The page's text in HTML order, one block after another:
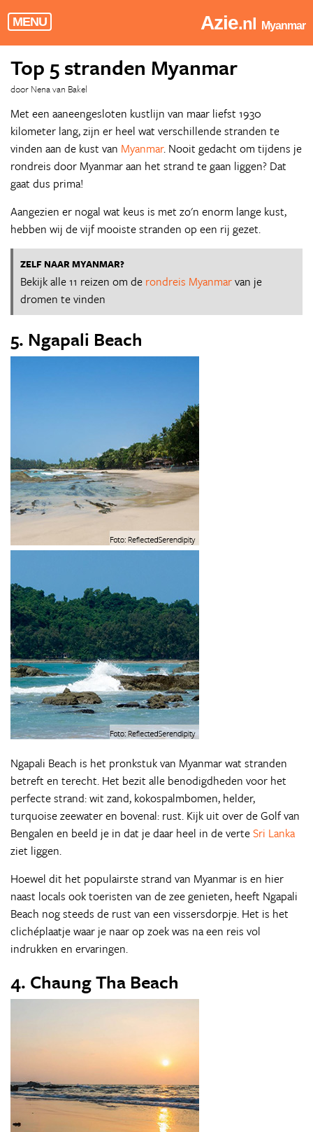
MENU Azie.nl Myanmar
Top 5 stranden Myanmar
door Nena van Bakel
Met een aaneengesloten kustlijn van maar liefst 1930
kilometer lang, zijn er heel wat verschillende stranden te
vinden aan de kust van Myanmar. Nooit gedacht om tijdens je
rondreis door Myanmar aan het strand te gaan liggen? Dat
gaat dus prima!
Aangezien er nogal wat keus is met zo'n enorm lange kust,
hebben wij de vijf mooiste stranden op een rij gezet.
ZELF NAAR MYANMAR?
Bekijk alle 11 reizen om de rondreis Myanmarvan je
dromen te vinden
5. Ngapali Beach
Ngapali Beach is het pronkstuk van Myanmar wat stranden
betreft en terecht. Het bezit alle benodigdheden voor het
perfecte strand: wit zand, kokospalmbomen, helder,
turquoise zeewater en bovenal: rust. Kijk uit over de Golf van
Bengalen en beeld je in dat je daar heel in de verteSri Lanka
ziet liggen.
Hoewel dit het populairste strand van Myanmar is en hier
naast locals ook toeristen van de zee genieten, heeft Ngapali
Beach nog steeds de rust van een vissersdorpje. Het is het
clichéplaatje waar je naar op zoek was na een reis vol
indrukken en ervaringen.
4. Chaung Tha Beach